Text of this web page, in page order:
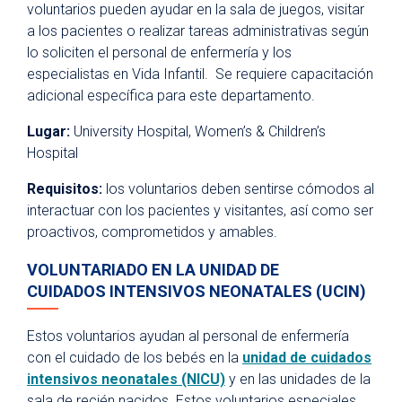
voluntarios pueden ayudar en la sala de juegos, visitar
a los pacientes o realizar tareas administrativas según
lo soliciten el personal de enfermería y los
especialistas en Vida Infantil. Se requiere capacitación
adicional específica para este departamento.
Lugar: University Hospital, Women’s & Children’s
Hospital
Requisitos: los voluntarios deben sentirse cómodos al
interactuar con los pacientes y visitantes, así como ser
proactivos, comprometidos y amables.
VOLUNTARIADO EN LA UNIDAD DE
CUIDADOS INTENSIVOS NEONATALES (UCIN)
Estos voluntarios ayudan al personal de enfermería
con el cuidado de los bebés en la unidad de cuidados
intensivos neonatales (NICU) y en las unidades de la